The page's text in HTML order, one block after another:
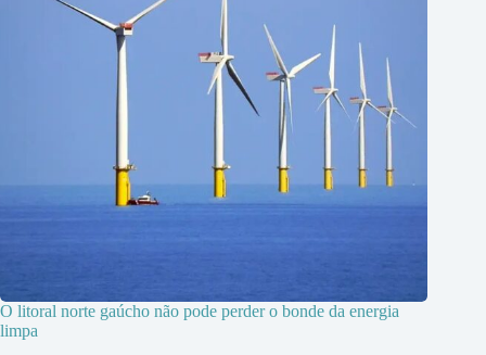
O litoral norte gaúcho não pode perder o bonde da energia
limpa